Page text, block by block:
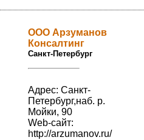
ООО Арзуманов
Консалтинг
Санкт-Петербург
Адрес: Санкт-
Петербург,наб. р.
Мойки, 90
Web-сайт:
http://arzumanov.ru/